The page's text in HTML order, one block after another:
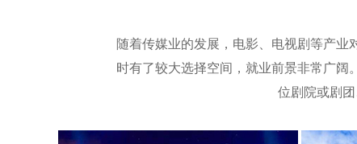
随着传媒业的发展，电影、电视剧等产
时有了较大选择空间，就业前景非常广
位剧院或剧